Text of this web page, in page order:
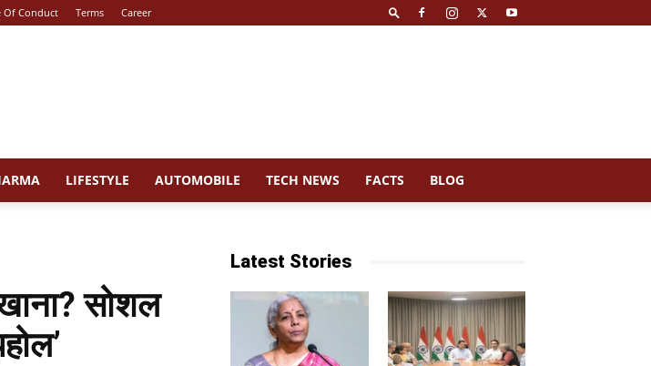
Of Conduct Terms Career
LIFESTYLE AUTOMOBILE TECH NEWS FACTS BLOG
सोशल
Latest Stories